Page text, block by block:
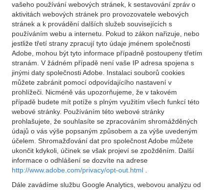
vašeho používání webových stránek, k sestavování zpráv o
aktivitách webových stránek pro provozovatele webových
stránek a k provádění dalších služeb souvisejících s
používáním webu a internetu. Pokud to zákon nařizuje, nebo
jestliže třetí strany zpracují tyto údaje jménem společnosti
Adobe, mohou být tyto informace případně postoupeny třetím
stranám. V žádném případě není vaše IP adresa spojena s
jinými daty společnosti Adobe. Instalaci souborů cookies
můžete zabránit pomocí odpovídajícího nastavení v
prohlížeči. Nicméně vás upozorňujeme, že v takovém
případě budete mít potíže s plným využitím všech funkcí této
webové stránky. Používáním této webové stránky
prohlašujete, že souhlasíte se zpracováním shromážděných
údajů o vás výše popsaným způsobem a za výše uvedeným
účelem. Shromažďování dat pro společnost Adobe můžete
ukončit kdykoli, účinek se však projeví se zpožděním. Další
informace o odhlášení se dozvíte na adrese
http://www.adobe.com/privacy/opt-out.html
Dále zavádíme službu Google Analytics, webovou analýzu od